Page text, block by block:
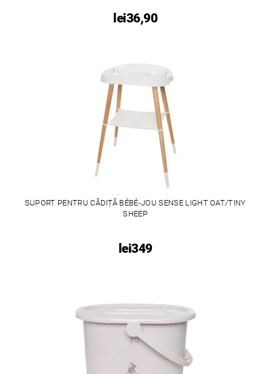
lei36,90
SUPORT PENTRU CĂDIȚĂ BÉBÉ-JOU SENSE LIGHT OAT/TINY
SHEEP
lei349